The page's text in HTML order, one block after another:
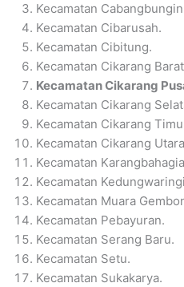
Kecamatan
Kecamatan Cibarusah.
Kecamatan Cibitung.
Kecamatan Cikarang
Kecamatan Cikarang
Kecamatan Cikarang
Kecamatan Cikarang
Kecamatan Cikarang
Kecamatan
Kecamatan
Kecamatan Muara
Kecamatan Pebayuran.
Kecamatan Serang Baru.
Kecamatan Setu.
Kecamatan Sukakarya.